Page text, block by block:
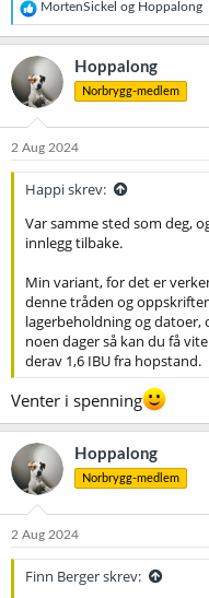
R
e
a
k
s
j
o
e
MortenSickel og Hoppalong
Hoppalong
Norbrygg-medlem
2 Aug 2024
Happi skrev:
Var samme sted som deg,
innlegg tilbake.
Min variant, for det er
denne tråden og
lagerbeholdning og datoer,
noen dager så kan du få
derav 1,6 IBU fra hopstand.
Venter i spenning
Hoppalong
Norbrygg-medlem
2 Aug 2024
Finn Berger skrev: